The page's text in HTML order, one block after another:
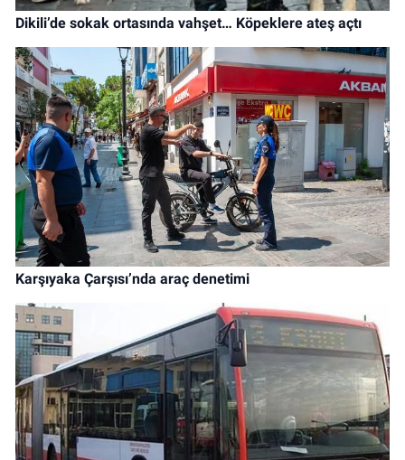
Dikili’de sokak ortasında vahşet… Köpeklere ateş açtı
Karşıyaka Çarşısı’nda araç denetimi